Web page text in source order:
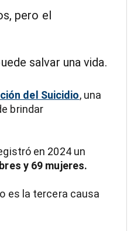
pero el
salvar una vida.
del Suicidio, una
brindar
en 2024 un
y 69 mujeres.
es la tercera causa